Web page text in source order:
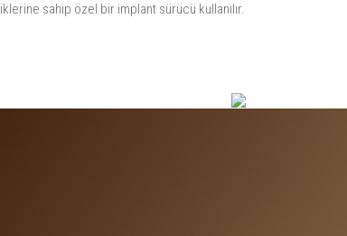
sahip özel bir implant sürücü kullanılır.